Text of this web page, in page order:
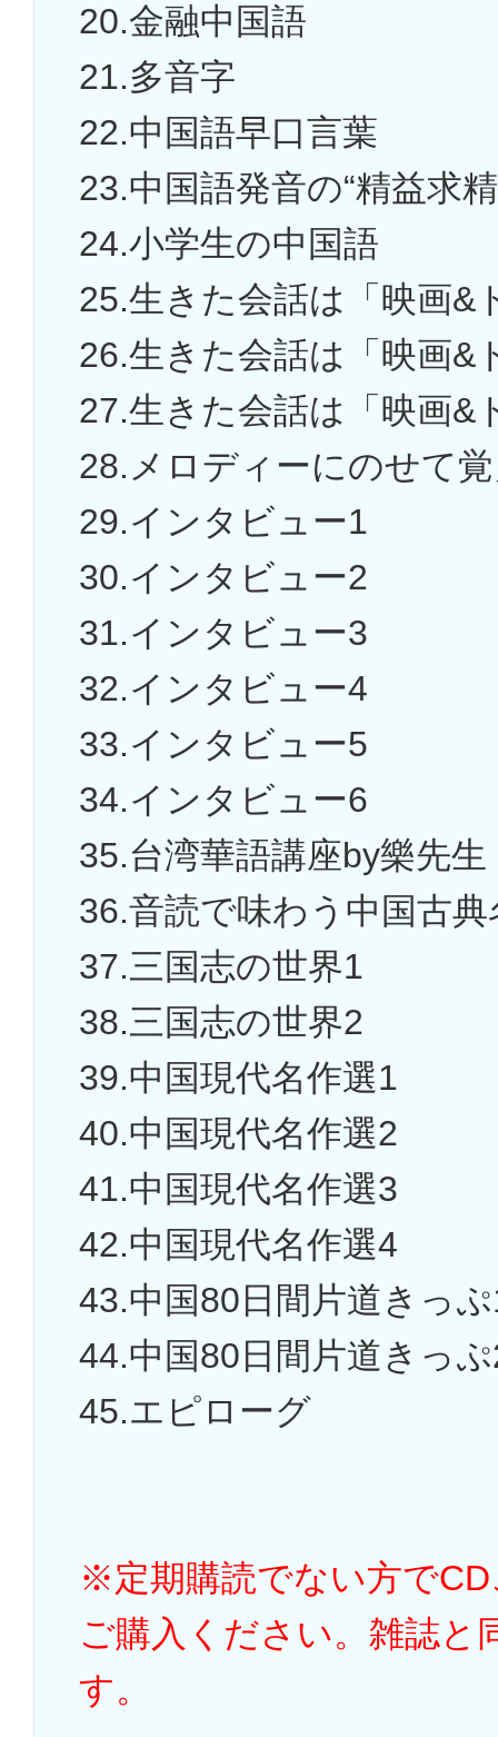
20.金融中国語
21.多音字
22.中国語早口言葉
23.中国語発音の“精益求
24.小学生の中国語
25.生きた会話は「映画&
26.生きた会話は「映画&
27.生きた会話は「映画&
28.メロディーにのせて
29.インタビュー1
30.インタビュー2
31.インタビュー3
32.インタビュー4
33.インタビュー5
34.インタビュー6
35.台湾華語講座by樂先
36.音読で味わう中国古典
37.三国志の世界1
38.三国志の世界2
39.中国現代名作選1
40.中国現代名作選2
41.中国現代名作選3
42.中国現代名作選4
43.中国80日間片道きっ
44.中国80日間片道きっ
45.エピローグ
※定期購読でない方で
ご購入ください。雑誌と
す。